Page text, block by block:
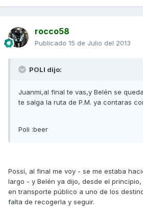
rocco58
Publicado 15 de Julio del 2013
POLI dijo:
Juanmi,al final te vas,y Belén se
te salga la ruta de P.M. ya contaras
Poli :beer
Possí, al final me voy - se me estaba
largo - y Belén ya dijo, desde el
en transporte público a uno de los
falta de recogerla y seguir.